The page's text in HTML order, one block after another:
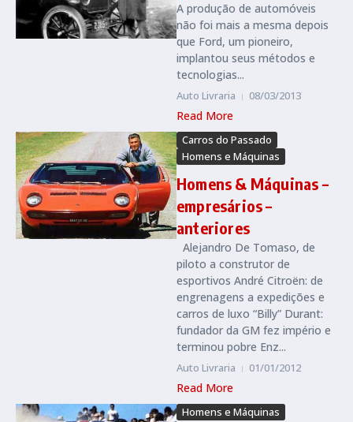
A produção de automóveis
não foi mais a mesma depois
que Ford, um pioneiro,
implantou seus métodos e
tecnologias...
Auto Livraria 08/03/2013
Read More
Carros do Passado
Homens e Máquinas
Homens & Máquinas –
empresários –
anteriores
Alejandro De Tomaso, de
piloto a construtor de
esportivos André Citroën: de
engrenagens a expedições e
carros de luxo “Billy” Durant:
fundador da GM fez império e
terminou pobre Enz...
Auto Livraria 01/01/2012
Read More
Homens e Máquinas